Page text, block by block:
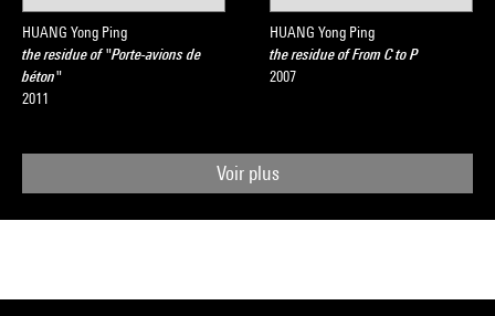
HUANG Yong Ping
the residue of "Porte-avions de
béton"
2011
HUANG Yong Ping
the residue of From C to P
2007
Voir plus